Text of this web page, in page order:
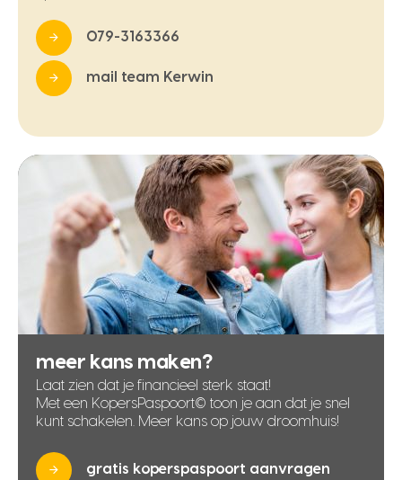
079-3163366
mail team Kerwin
meer kans maken?
Laat zien dat je financieel sterk staat!
Met een KopersPaspoort© toon je aan dat je snel
kunt schakelen. Meer kans op jouw droomhuis!
gratis koperspaspoort aanvragen